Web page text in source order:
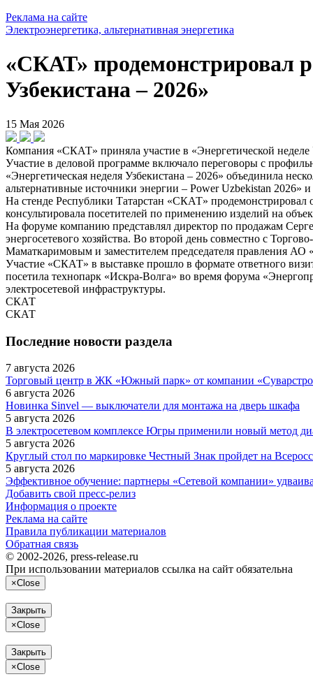
Реклама на сайте
Электроэнергетика, альтернативная энергетика
«СКАТ» продемонстрировал
Узбекистана – 2026»
15 Мая 2026
Компания «СКАТ» приняла участие в «Энергетической неделе
Участие в деловой программе включало переговоры с
«Энергетическая неделя Узбекистана – 2026» объединила
альтернативные источники энергии – Power Uzbekistan
На стенде Республики Татарстан «СКАТ»
консультировала посетителей по применению изделий на
На форуме компанию представлял директор по продажам
энергосетевого хозяйства. Во второй день совместно с
Маматкаримовым и заместителем председателя правления
Участие «СКАТ» в выставке прошло в формате ответного
посетила технопарк «Искра-Волга» во время форума
электросетевой инфраструктуры.
СКАТ
СКАТ
Последние новости раздела
7 августа 2026
Торговый центр в ЖК «Южный парк» от компании
6 августа 2026
Новинка Sinvel — выключатели для монтажа на дверь шкафа
5 августа 2026
В электросетевом комплексе Югры применили новый метод
5 августа 2026
Круглый стол по маркировке Честный Знак пройдет на
5 августа 2026
Эффективное обучение: партнеры «Сетевой компании»
Добавить свой пресс-релиз
Информация о проекте
Реклама на сайте
Правила публикации материалов
Обратная связь
© 2002-2026, press-release.ru
При использовании материалов ссылка на сайт обязательна
×Close
Закрыть
×Close
Закрыть
×Close